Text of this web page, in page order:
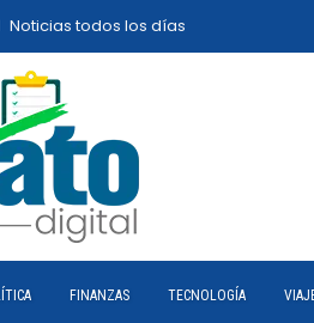
Noticias todos los días
FINANZAS TECNOLOGÍA